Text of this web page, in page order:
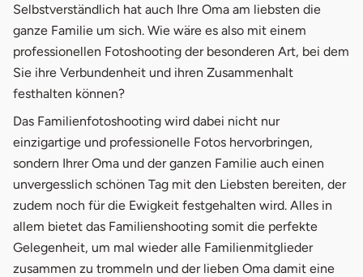
Selbstverständlich hat auch Ihre Oma am liebsten die
ganze Familie um sich. Wie wäre es also mit einem
professionellen Fotoshooting der besonderen Art, bei dem
Sie ihre Verbundenheit und ihren Zusammenhalt
festhalten können?
Das Familienfotoshooting wird dabei nicht nur
einzigartige und professionelle Fotos hervorbringen,
sondern Ihrer Oma und der ganzen Familie auch einen
unvergesslich schönen Tag mit den Liebsten bereiten, der
zudem noch für die Ewigkeit festgehalten wird. Alles in
allem bietet das Familienshooting somit die perfekte
Gelegenheit, um mal wieder alle Familienmitglieder
zusammen zu trommeln und der lieben Oma damit eine